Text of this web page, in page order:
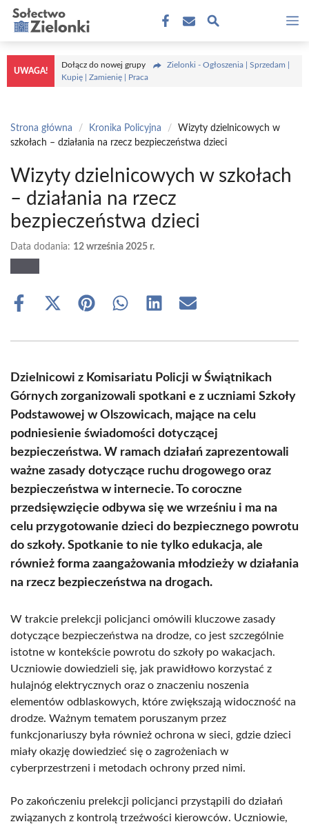
Przejdź
treści
UWAGA!
Dołącz do nowej grupy
Zielonki - Ogłoszenia | Sprzedam |
Kupię | Zamienię | Praca
Strona główna / Kronika Policyjna /
Wizyty dzielnicowych w
szkołach – działania na rzecz bezpieczeństwa dzieci
Wizyty dzielnicowych w szkołach
– działania na rzecz
bezpieczeństwa dzieci
Data dodania: 12 września 2025 r.
Share
Share
(Twitter)
Share Share Share Share
Dzielnicowi z Komisariatu Policji w Świątnikach
Górnych zorganizowali spotkani e z uczniami Szkoły
Podstawowej w Olszowicach, mające na celu
podniesienie świadomości dotyczącej
bezpieczeństwa. W ramach działań zaprezentowali
ważne zasady dotyczące ruchu drogowego oraz
bezpieczeństwa w internecie. To coroczne
przedsięwzięcie odbywa się we wrześniu i ma na
celu przygotowanie dzieci do bezpiecznego powrotu
do szkoły. Spotkanie to nie tylko edukacja, ale
również forma zaangażowania młodzieży w działania
na rzecz bezpieczeństwa na drogach.
W trakcie prelekcji policjanci omówili kluczowe zasady
dotyczące bezpieczeństwa na drodze, co jest szczególnie
istotne w kontekście powrotu do szkoły po wakacjach.
Uczniowie dowiedzieli się, jak prawidłowo korzystać z
hulajnóg elektrycznych oraz o znaczeniu noszenia
elementów odblaskowych, które zwiększają widoczność na
drodze. Ważnym tematem poruszanym przez
funkcjonariuszy była również ochrona w sieci, gdzie dzieci
miały okazję dowiedzieć się o zagrożeniach w
cyberprzestrzeni i metodach ochrony przed nimi.
Po zakończeniu prelekcji policjanci przystąpili do działań
związanych z kontrolą trzeźwości kierowców. Uczniowie,